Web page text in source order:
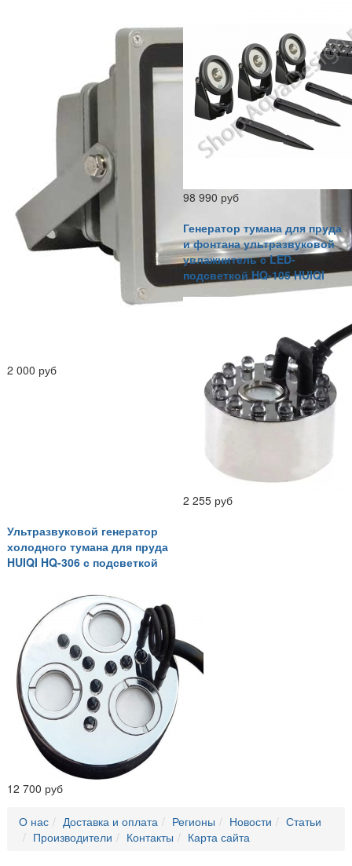
2 000 руб
98 990 руб
Генератор тумана для пруда
и фонтана ультразвуковой
увлажнитель с LED-
подсветкой HQ-105 HUIQI
2 255 руб
Ультразвуковой генератор
холодного тумана для пруда
HUIQI HQ-306 с подсветкой
12 700 руб
О нас Доставка и оплата Регионы Новости
Статьи
Производители
Контакты Карта сайта